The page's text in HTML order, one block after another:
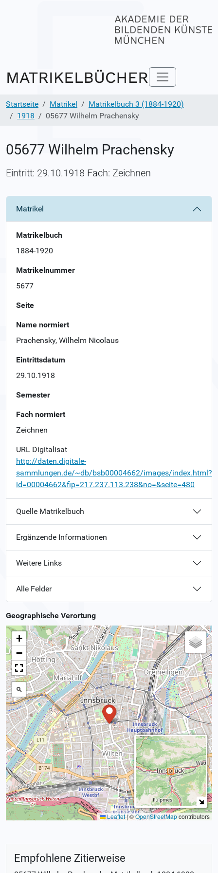
Startseite Matrikel
Matrikelbuch 3 (1884-1920)
1918
05677 Wilhelm Prachensky
05677 Wilhelm Prachensky
Eintritt: 29.10.1918 Fach: Zeichnen
Matrikel
Matrikelbuch
1884-1920
Matrikelnummer
5677
Seite
Name normiert
Prachensky, Wilhelm Nicolaus
Eintrittsdatum
29.10.1918
Semester
Fach normiert
Zeichnen
URL Digitalisat
http://daten.digitale-
sammlungen.de/~db/bsb00004662/images/index.html?
id=00004662&fip=217.237.113.238&no=&seite=480
Quelle Matrikelbuch
Ergänzende Informationen
Weitere Links
Alle Felder
Geographische Verortung
+
−
Leaflet|©OpenStreetMapcontributors
Empfohlene Zitierweise